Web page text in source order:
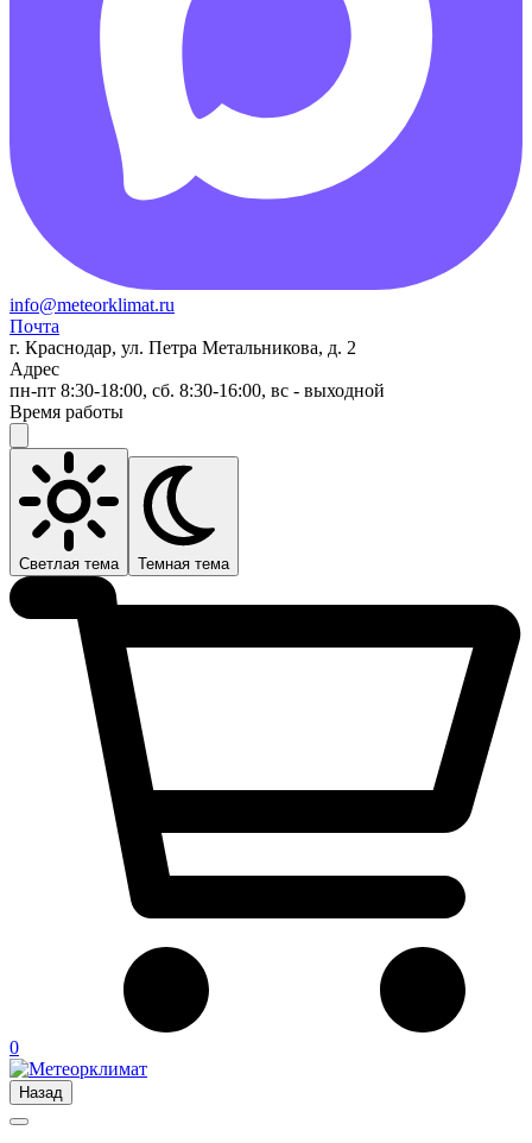
info@meteorklimat.ru
Почта
г. Краснодар, ул. Петра Метальникова, д. 2
Адрес
пн-пт 8:30-18:00, сб. 8:30-16:00, вс - выходной
Время работы
Светлая тема Темная тема
0
Назад